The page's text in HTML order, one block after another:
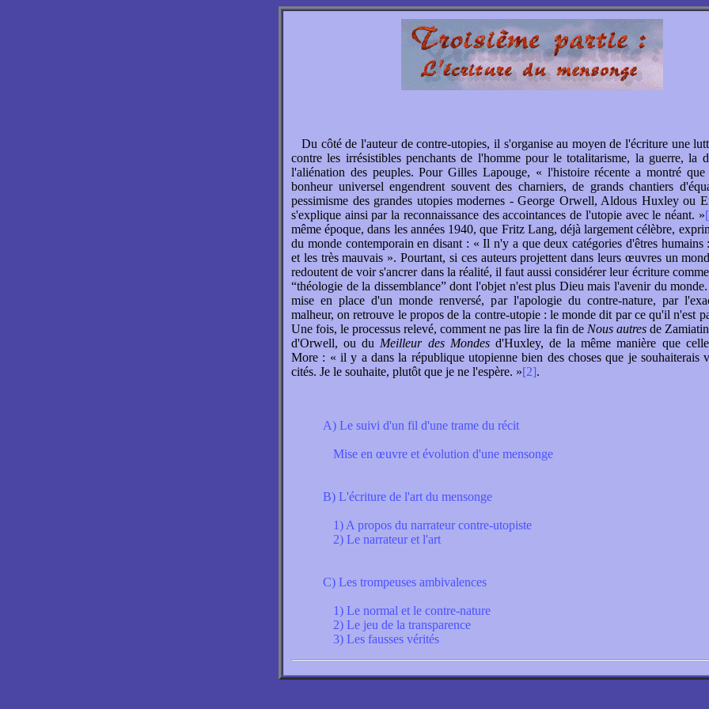
Du côté de l'auteur de contre-utopies, il s'organise au moyen de l'écriture une
contre les irrésistibles penchants de l'homme pour le totalitarisme, la guerre, la
l'aliénation des peuples. Pour Gilles Lapouge, « l'histoire récente a montré
bonheur universel engendrent souvent des charniers, de grands chantiers
pessimisme des grandes utopies modernes - George Orwell, Aldous Huxley ou
s'explique ainsi par la reconnaissance des accointances de l'utopie avec le néant. »
même époque, dans les années 1940, que Fritz Lang, déjà largement célèbre,
du monde contemporain en disant : « Il n'y a que deux catégories d'êtres humains
et les très mauvais ». Pourtant, si ces auteurs projettent dans leurs œuvres un
redoutent de voir s'ancrer dans la réalité, il faut aussi considérer leur écriture
“théologie de la dissemblance” dont l'objet n'est plus Dieu mais l'avenir du
mise en place d'un monde renversé, par l'apologie du contre-nature, par
malheur, on retrouve le propos de la contre-utopie : le monde dit par ce qu'il n'est
Une fois, le processus relevé, comment ne pas lire la fin de Nous autresde
d'Orwell, ou du Meilleur des Mondesd'Huxley, de la même manière que celle
More : « il y a dans la république utopienne bien des choses que je souhaiterais
cités. Je le souhaite, plutôt que je ne l'espère. »[2].
A) Le suivi d'un fil d'une trame du récit
Mise en œuvre et évolution d'une mensonge
B) L'écriture de l'art du mensonge
1) A propos du narrateur contre-utopiste
2) Le narrateur et l'art
C) Les trompeuses ambivalences
1) Le normal et le contre-nature
2) Le jeu de la transparence
3) Les fausses vérités